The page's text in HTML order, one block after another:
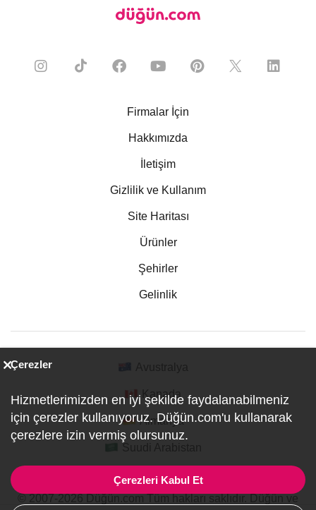
Firmalar İçin
Hakkımızda
İletişim
Gizlilik ve Kullanım
Site Haritası
Ürünler
Şehirler
Gelinlik
Kanada
Almanya
Çerezler
Hizmetlerimizden en iyi şekilde faydalanabilmeniz
için çerezler kullanıyoruz. Düğün.com'u kullanarak
çerezlere izin vermiş olursunuz.
Çerezleri Kabul Et